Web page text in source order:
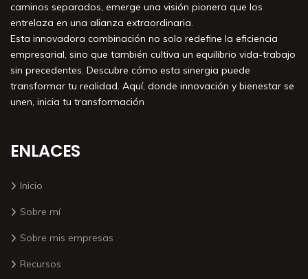
caminos separados, emerge una visión pionera que los
entrelaza en una alianza extraordinaria.
Esta innovadora combinación no solo redefine la eficiencia
empresarial, sino que también cultiva un equilibrio vida-trabajo
sin precedentes. Descubre cómo esta sinergia puede
transformar tu realidad. Aquí, donde innovación y bienestar se
unen, inicia tu transformación
ENLACES
Inicio
Sobre mí
Sobre mis empresas
Recursos